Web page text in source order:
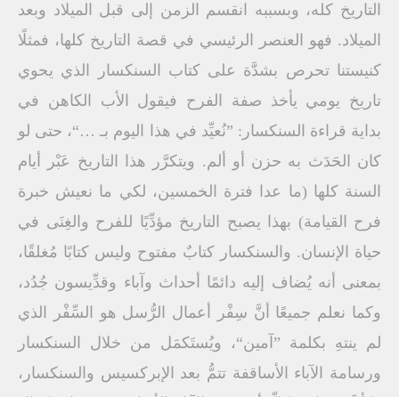
التاريخ كله، وبسببه انقسم الزمن إلى قبل الميلاد وبعد
الميلاد. فهو العنصر الرئيسي في قصة التاريخ كلها، فمثلًا
كنيستنا تحرص بشدَّة على كتاب السنكسار الذي يحوي
تاريخ يومي يأخذ صفة الفرح فيقول الأب الكاهن في
بداية قراءة السنكسار: ”نُعيِّد في هذا اليوم بـ …“، حتى لو
كان الحَدَث به حزن أو ألم. ويتكرَّر هذا التاريخ عَبْر أيام
السنة كلها (ما عدا فترة الخمسين، لكي ما نعيش خبرة
فرح القيامة) بهذا يصبح التاريخ مؤدِّيًا للفرح والغِنَى في
حياة الإنسان. والسنكسار كتابٌ مفتوح وليس كتابًا مُغلقًا،
بمعنى أنه يُضاف إليه دائمًا أحداث وآباء وقدِّيسون جُدُد،
وكما نعلم جميعًا أنَّ سِفْر أعمال الرُّسل هو السِّفْر الذي
لم ينتهِ بكلمة ”آمين“، ويُستَكمَل من خلال السنكسار
ورسامة الآباء الأساقفة تتمُّ بعد الإبركسيس والسنكسار،